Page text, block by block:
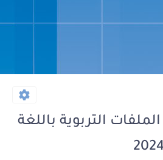
التربوية باللغة